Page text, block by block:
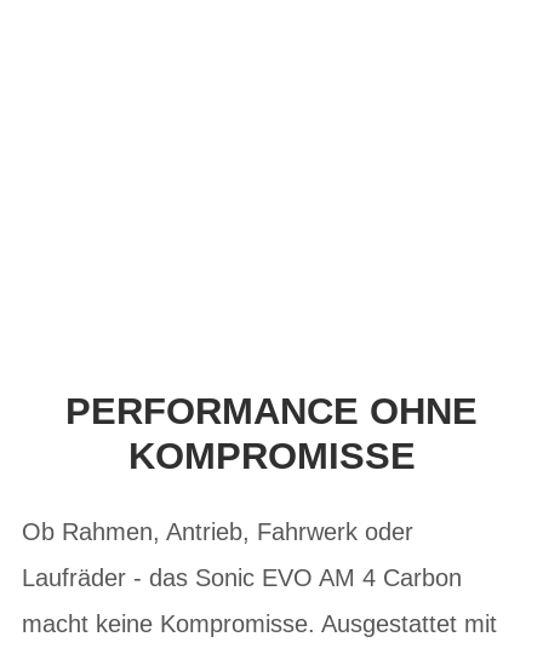
PERFORMANCE OHNE
KOMPROMISSE
Ob Rahmen, Antrieb, Fahrwerk oder
Laufräder - das Sonic EVO AM 4 Carbon
macht keine Kompromisse. Ausgestattet mit